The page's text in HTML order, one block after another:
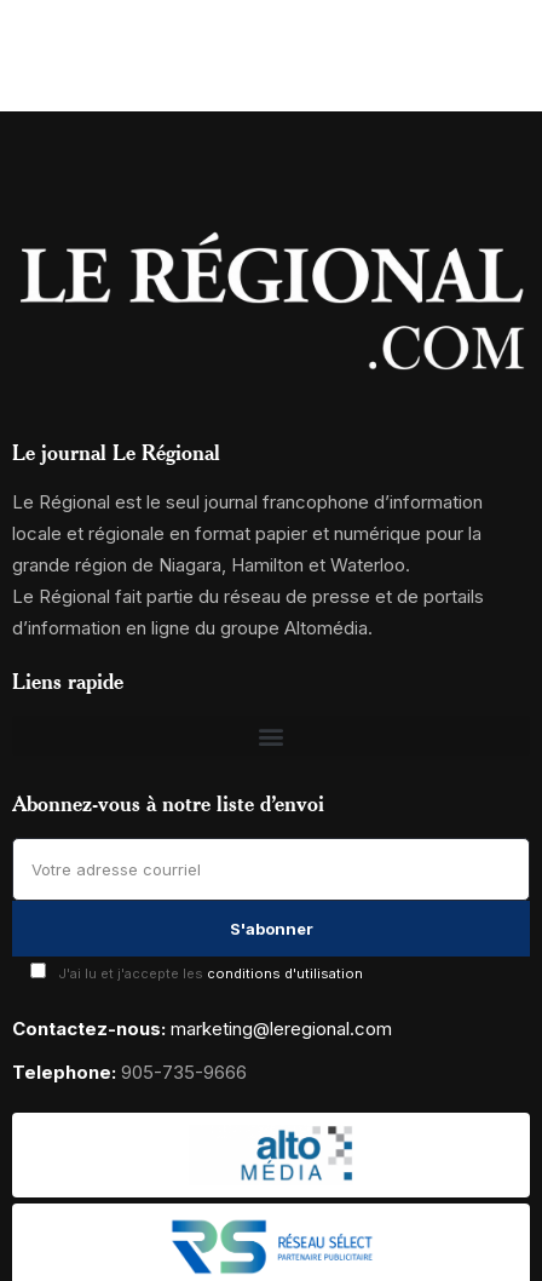
Le journal Le Régional
Le Régional est le seul journal francophone d’information
locale et régionale en format papier et numérique pour la
grande région de Niagara, Hamilton et Waterloo.
Le Régional fait partie du réseau de presse et de portails
d’information en ligne du groupe Altomédia.
Liens rapide
Abonnez-vous à notre liste d’envoi
J'ai lu et j'accepte les conditions d'utilisation
Contactez-nous: marketing@leregional.com
Telephone: 905-735-9666